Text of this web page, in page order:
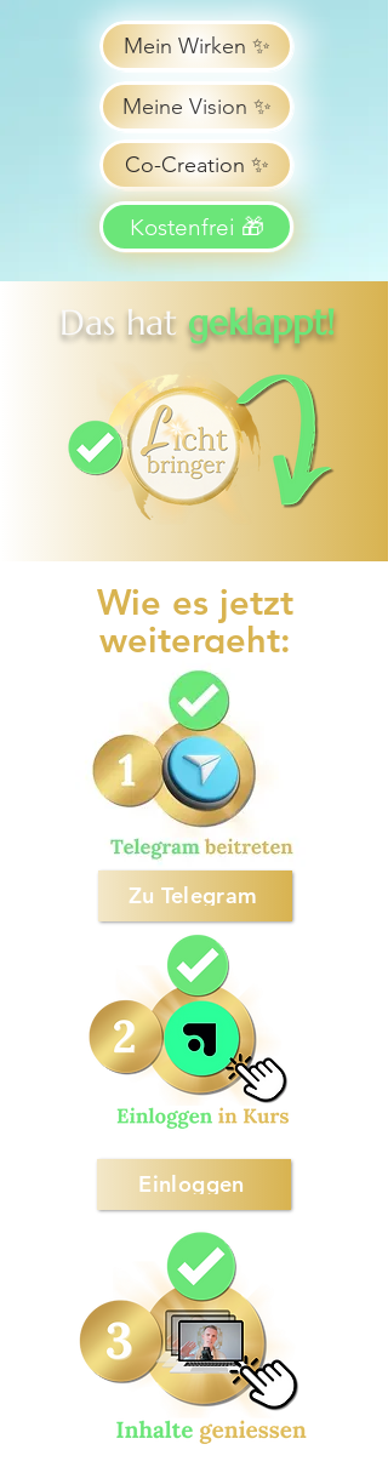
Mein Wirken ✨
Meine Vision ✨
Co-Creation ✨
Kostenfrei 🎁
Das hatgeklappt!
Wie es jetzt
weitergeht:
Zu Telegram
Einloggen